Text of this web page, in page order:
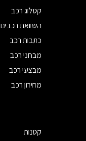
קטלוג רכב
השוואת רכבים
כתבות רכב
מבחני רכב
מבצעי רכב
מחירון רכב
קטנות